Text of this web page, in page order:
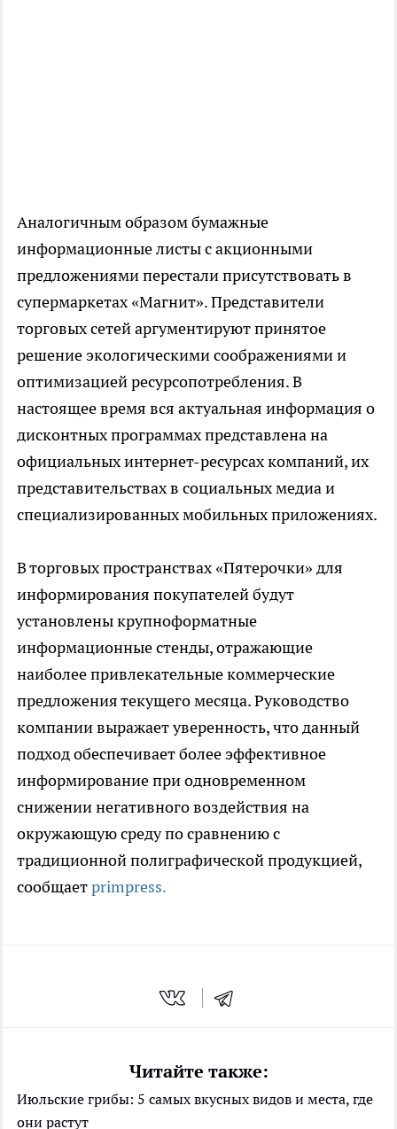
Аналогичным образом бумажные
информационные листы с акционными
предложениями перестали присутствовать в
супермаркетах «Магнит». Представители
торговых сетей аргументируют принятое
решение экологическими соображениями и
оптимизацией ресурсопотребления. В
настоящее время вся актуальная информация о
дисконтных программах представлена на
официальных интернет-ресурсах компаний, их
представительствах в социальных медиа и
специализированных мобильных приложениях.
В торговых пространствах «Пятерочки» для
информирования покупателей будут
установлены крупноформатные
информационные стенды, отражающие
наиболее привлекательные коммерческие
предложения текущего месяца. Руководство
компании выражает уверенность, что данный
подход обеспечивает более эффективное
информирование при одновременном
снижении негативного воздействия на
окружающую среду по сравнению с
традиционной полиграфической продукцией,
сообщаетprimpress.
Читайте также:
Июльские грибы: 5 самых вкусных видов и места, где
они растут